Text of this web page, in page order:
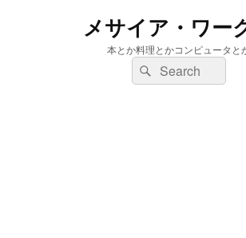
メサイア・ワー
本とか料理とかコンピュータと
検
索:
検
索